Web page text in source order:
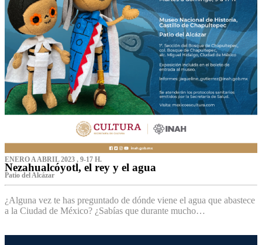
ENERO A ABRIL 2023 , 9-17 H.
Nezahualcóyotl, el rey y el agua
Patio del Alcázar
¿Alguna vez te has preguntado de dónde viene el agua que abastece
a la Ciudad de México? ¿Sabías que durante mucho…